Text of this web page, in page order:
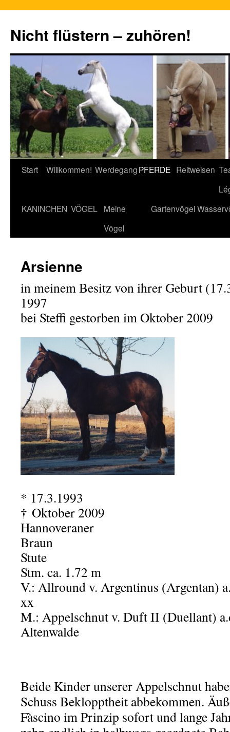
Nicht flüstern – zuhören!
Zum
springen
Start Willkommen! WerdegangPFERDE Reitweisen
KANINCHEN VÖGEL
Meine
Vögel
Gartenvögel
Arsienne
in meinem Besitz von ihrer Geburt
1997
bei Steffi gestorben im Oktober 2009
* 17.3.1993
† Oktober 2009
Hannoveraner
Braun
Stute
Stm. ca. 1.72 m
V.: Allround v. Argentinus (Argentan)
xx
M.: Appelschnut v. Duft II (Duellant)
Altenwalde
Beide Kinder unserer Appelschnut
Schuss Beklopptheit abbekommen.
Fàscino im Prinzip sofort und lange